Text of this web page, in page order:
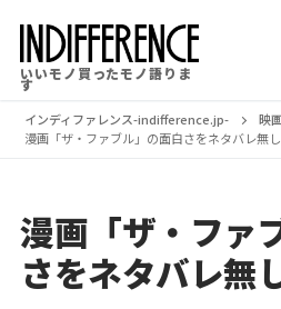
いいモノ買ったモノ語りま
す
インディファレンス-indifference.jp-
映
漫画「ザ・ファブル」の面白さをネタバレ無
漫画「ザ・ファ
さをネタバレ無